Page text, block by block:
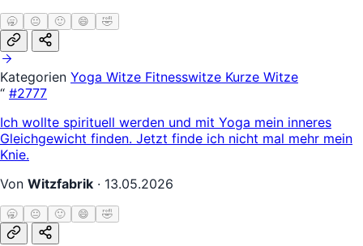
🥱 😐 🙂 😄 🤣
Kategorien Yoga Witze Fitnesswitze Kurze Witze
“ #2777
Ich wollte spirituell werden und mit Yoga mein inneres
Gleichgewicht finden. Jetzt finde ich nicht mal mehr mein
Knie.
Von Witzfabrik · 13.05.2026
🥱 😐 🙂 😄 🤣